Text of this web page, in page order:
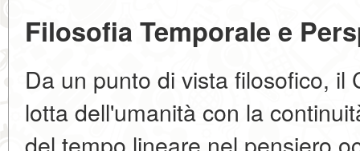
Filosofia Temporale e
Da un punto di vista filosofico, il
lotta dell'umanità con la
del tempo lineare nel pensiero